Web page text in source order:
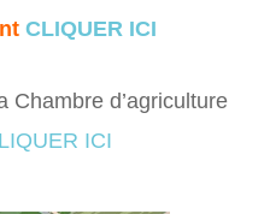
CLIQUER ICI
Chambre d’agriculture
ICI